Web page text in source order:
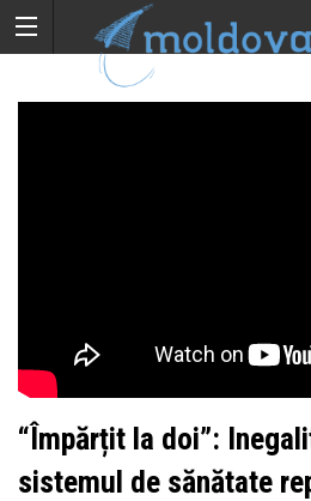
“Împărțit la doi”:
sistemul de sănătate